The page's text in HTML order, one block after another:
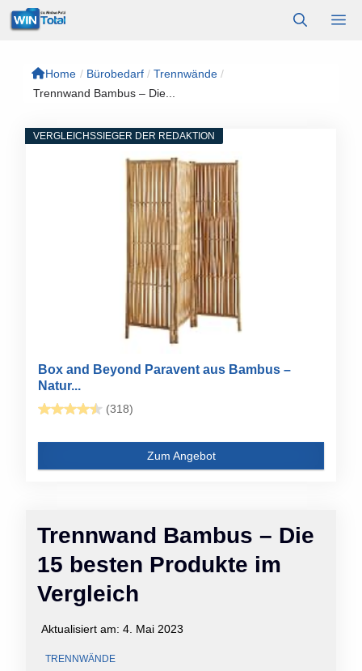
Zum
Inhalt
Home / Bürobedarf / Trennwände /
Trennwand Bambus – Die...
Trennwand Bambus – Die
15 besten Produkte im
Vergleich
Aktualisiert am: 4. Mai 2023
TRENNWÄNDE
VERGLEICHSSIEGER DER REDAKTION
Box and Beyond Paravent aus Bambus –
Natur...
(318)
Zum Angebot